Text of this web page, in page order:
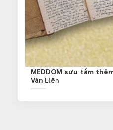
MEDDOM sưu tầm
Văn Liên